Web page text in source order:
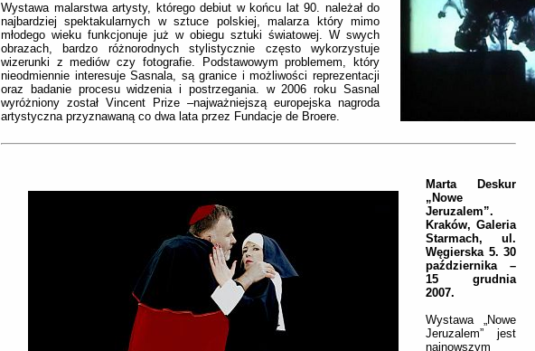
Wystawa malarstwa artysty, którego debiut w końcu lat 90. należał do
najbardziej spektakularnych w sztuce polskiej, malarza który mimo
młodego wieku funkcjonuje już w obiegu sztuki światowej. W swych
obrazach, bardzo różnorodnych stylistycznie często wykorzystuje
wizerunki z mediów czy fotografie. Podstawowym problemem, który
nieodmiennie interesuje Sasnala, są granice i możliwości reprezentacji
oraz badanie procesu widzenia i postrzegania. w 2006 roku Sasnal
wyróżniony został Vincent Prize –najważniejszą europejska nagroda
artystyczna przyznawaną co dwa lata przez Fundacje de Broere.
Marta Deskur
„Nowe
Jeruzalem”.
Kraków, Galeria
Starmach, ul.
Węgierska 5. 30
października –
15 grudnia
2007.
Wystawa „Nowe
Jeruzalem” jest
najnowszym